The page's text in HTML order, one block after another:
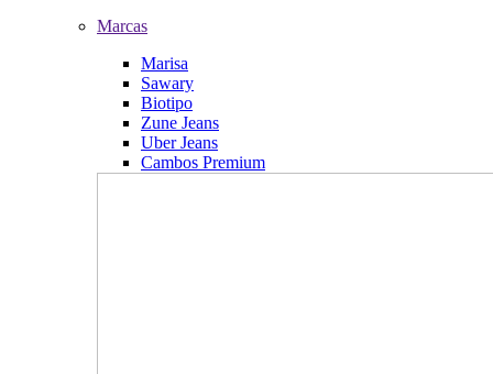
Marcas
Marisa
Sawary
Biotipo
Zune Jeans
Uber Jeans
Cambos Premium